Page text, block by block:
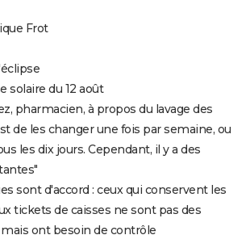
Frot
solaire du 12 août
pharmacien, à propos du lavage des
de les changer une fois par semaine, ou
les dix jours. Cependant, il y a des
sont d'accord : ceux qui conservent les
tickets de caisses ne sont pas des
ont besoin de contrôle